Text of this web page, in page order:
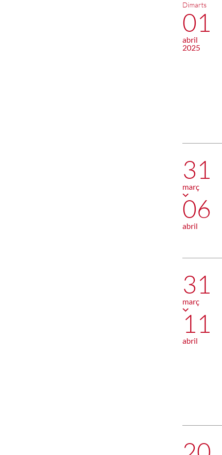
Dimarts
01
abril
2025
31
març
06
abril
31
març
11
abril